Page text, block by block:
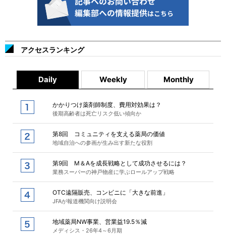
アクセスランキング
Daily Weekly Monthly
かかりつけ薬剤師制度、費用対効果は？
後期高齢者は死亡リスク低い傾向か
第8回 コミュニティを支える薬局の価値
地域自治への参画が生み出す新たな役割
第9回 M＆Aを成長戦略として成功させるには？
業務スーパーの神戸物産に学ぶロールアップ戦略
OTC遠隔販売、コンビニに「大きな前進」
JFAが報道機関向け説明会
地域薬局NW事業、営業益19.5％減
メディシス・26年4～6月期